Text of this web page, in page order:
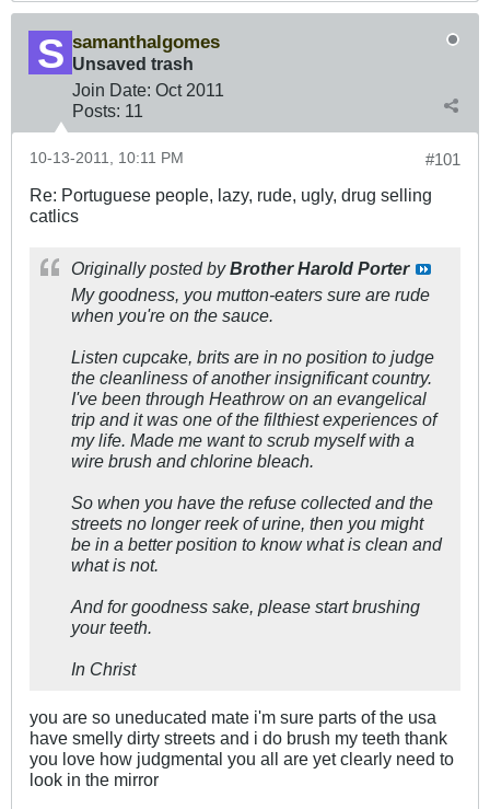
samanthalgomes
Unsaved trash
Join Date: Oct 2011
Posts: 11
#101
10-13-2011, 10:11 PM
Re: Portuguese people, lazy, rude, ugly, drug selling
catlics
Originally posted byBrother Harold Porter
My goodness, you mutton-eaters sure are rude
when you're on the sauce.
Listen cupcake, brits are in no position to judge
the cleanliness of another insignificant country.
I've been through Heathrow on an evangelical
trip and it was one of the filthiest experiences of
my life. Made me want to scrub myself with a
wire brush and chlorine bleach.
So when you have the refuse collected and the
streets no longer reek of urine, then you might
be in a better position to know what is clean and
what is not.
And for goodness sake, please start brushing
your teeth.
In Christ
you are so uneducated mate i'm sure parts of the usa
have smelly dirty streets and i do brush my teeth thank
you love how judgmental you all are yet clearly need to
look in the mirror